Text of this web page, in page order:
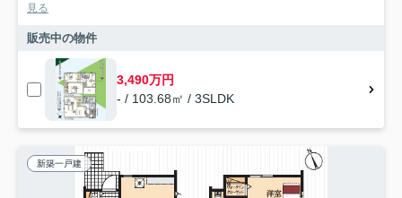
見る
販売中の物件
3,490万円
- / 103.68㎡ / 3SLDK
新築一戸建